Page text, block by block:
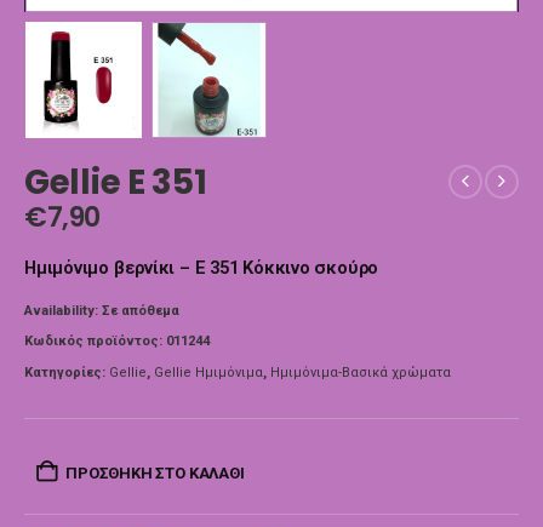
Gellie E 351
€7,90
Ημιμόνιμο βερνίκι – E 351 Κόκκινο σκούρο
Availability: Σε απόθεμα
Κωδικός προϊόντος: 011244
Κατηγορίες: Gellie, Gellie Ημιμόνιμα, Ημιμόνιμα-Βασικά χρώματα
ΠΡΟΣΘΉΚΗ ΣΤΟ ΚΑΛΆΘΙ